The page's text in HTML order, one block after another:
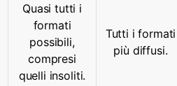
Quasi tutti i
formati
possibili,
compresi
quelli insoliti.
Tutti i formati
più diffusi.